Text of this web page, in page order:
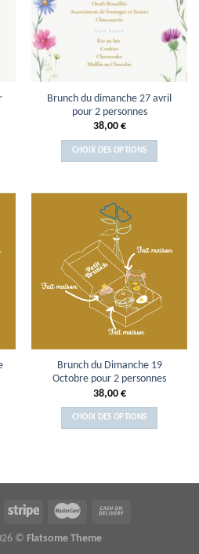
Brunch du dimanche 27 avril
pour 2 personnes
38,00 €
CHOIX DES OPTIONS
Brunch du Dimanche 19
Octobre pour 2 personnes
38,00 €
CHOIX DES OPTIONS
© Flatsome Theme